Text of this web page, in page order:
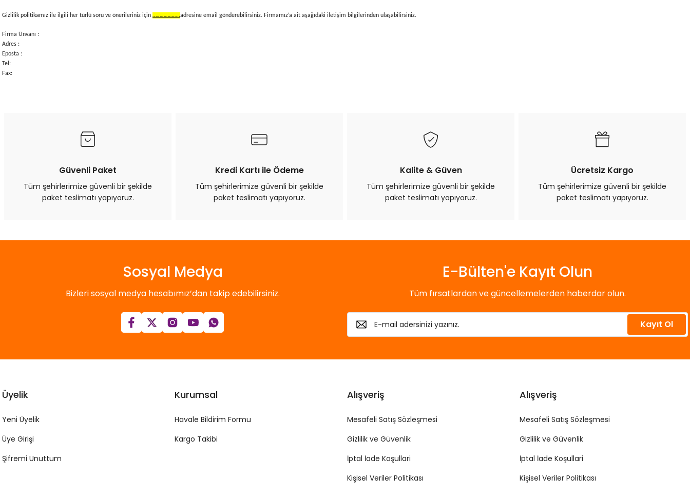
Gizlilik politikamız ile ilgili her türlü soru ve önerileriniz için ………………..adresine email gönderebilirsiniz. Firmamız’a ait aşağıdaki iletişim bilgilerinden ulaşabilirsiniz.
Firma Ünvanı :
Adres :
Eposta :
Tel:
Fax:
Güvenli Paket
Tüm şehirlerimize güvenli bir şekilde
paket teslimatı yapıyoruz.
Kredi Kartı ile Ödeme
Tüm şehirlerimize güvenli bir şekilde
paket teslimatı yapıyoruz.
Kalite & Güven
Tüm şehirlerimize güvenli bir şekilde
paket teslimatı yapıyoruz.
Ücretsiz Kargo
Tüm şehirlerimize güvenli bir şekilde
paket teslimatı yapıyoruz.
Sosyal Medya
Bizleri sosyal medya hesabımız’dan takip edebilirsiniz.
E-Bülten'e Kayıt Olun
Tüm fırsatlardan ve güncellemelerden haberdar olun.
Kayıt Ol
Üyelik
Yeni Üyelik
Üye Girişi
Şifremi Unuttum
Kurumsal
Havale Bildirim Formu
Kargo Takibi
Alışveriş
Mesafeli Satış Sözleşmesi
Gizlilik ve Güvenlik
İptal İade Koşullari
Kişisel Veriler Politikası
Alışveriş
Mesafeli Satış Sözleşmesi
Gizlilik ve Güvenlik
İptal İade Koşullari
Kişisel Veriler Politikası